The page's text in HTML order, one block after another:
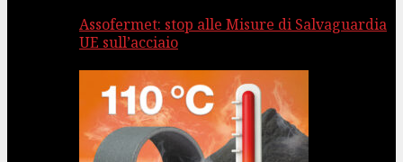
Assofermet: stop alle Misure di Salvaguardia
UE sull’acciaio